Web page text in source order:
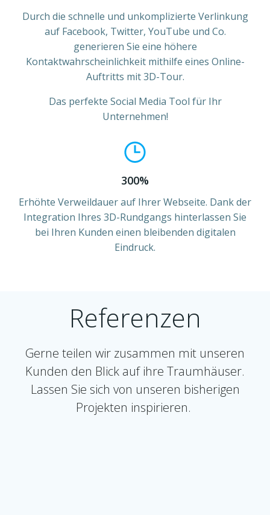
Durch die schnelle und unkomplizierte Verlinkung
auf Facebook, Twitter, YouTube und Co.
generieren Sie eine höhere
Kontaktwahrscheinlichkeit mithilfe eines Online-
Auftritts mit 3D-Tour.
Das perfekte Social Media Tool für Ihr
Unternehmen!
300%
Erhöhte Verweildauer auf Ihrer Webseite. Dank der
Integration Ihres 3D-Rundgangs hinterlassen Sie
bei Ihren Kunden einen bleibenden digitalen
Eindruck.
Referenzen
Gerne teilen wir zusammen mit unseren
Kunden den Blick auf ihre Traumhäuser.
Lassen Sie sich von unseren bisherigen
Projekten inspirieren.